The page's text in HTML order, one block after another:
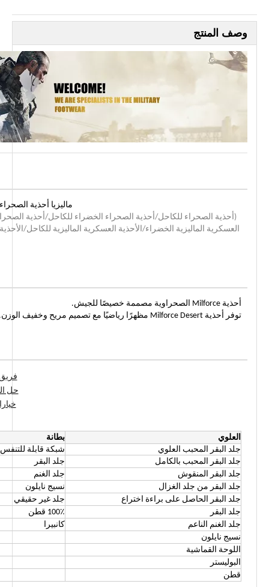
وصف المنتج
ماليزيا أحذية
(أحذية الصحراء للكاحل/أحذية الصحراء الخضراء للكاحل/أحذية
العسكرية الماليزية الخضراء/الأحذية العسكرية الماليزية للكاحل/
أحذية Milforce الصحراوية مصممة خصيصًا للجيش.
توفر أحذية Milforce Desert مظهرًا رياضيًا مع تصميم مريح وخفيف الوزن.
فريق
حل
العلوي
بطانة
جلد البقر المحبب العلوي
شبكة قابلة للتنفس
جلد البقر المحبب بالكامل
جلد البقر
جلد البقر المنقوش
جلد الغنم
جلد البقر من جلد الغزال
نسيج نايلون
جلد البقر الحاصل على براءة اختراع
جلد غير حقيقي
جلد البقر
100٪ قطن
جلد الغنم الناعم
كانبيرا
نسيج نايلون
اللوحة القماشية
البوليستر
قطن